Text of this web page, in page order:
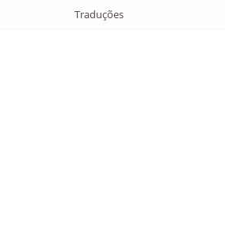
Traduções